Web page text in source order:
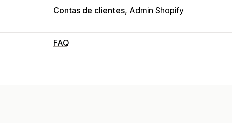
Contas de clientes Admin Shopify
FAQ